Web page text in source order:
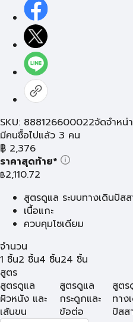
SKU: 888126600022จัดจำหน่
มีคนซื้อไปแล้ว 3 คน
฿ 2,376
ราคาสุดท้าย*
฿2,110.72
สูตรดูแล ระบบทางเดินปัสส
เนื้อแกะ
ควบคุมโซเดียม
จำนวน
1 ชิ้น2 ชิ้น4 ชิ้น24 ชิ้น
สูตร
สูตรดูแล
ผิวหนัง และ
เส้นขน
สูตรดูแล
กระดูกและ
ข้อต่อ
สูตร
ทาง
ปัสส